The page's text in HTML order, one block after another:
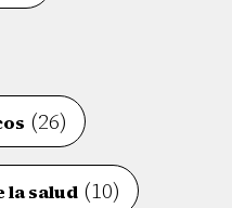
(26)
la salud (10)